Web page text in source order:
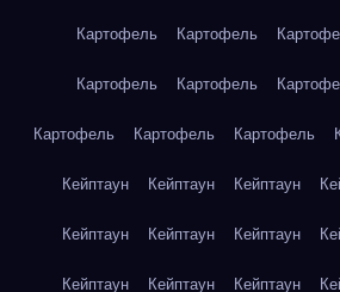
Картофель Картофель
Картофель Картофель
Картофель Картофель Картофель
Кейптаун Кейптаун Кейптаун
Кейптаун Кейптаун Кейптаун
Кейптаун Кейптаун Кейптаун